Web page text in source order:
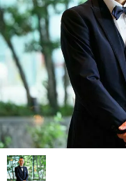
数量限定